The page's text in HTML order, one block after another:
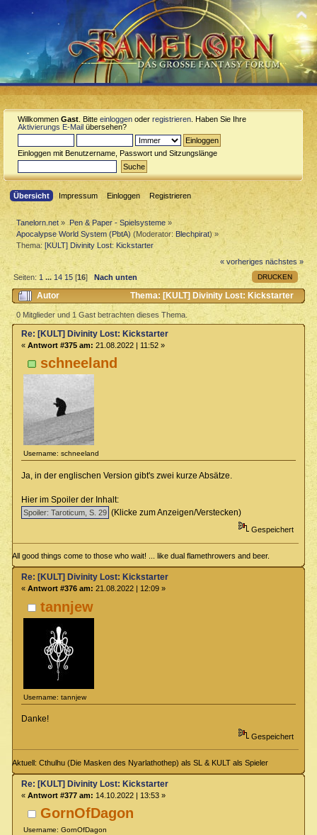
Willkommen Gast . Bitte einloggen oder registrieren . Haben Sie Ihre
Aktivierungs E-Mail übersehen?
Einloggen mit Benutzername, Passwort und Sitzungslänge
Übersicht Impressum Einloggen Registrieren
Tanelorn.net » Pen & Paper - Spielsysteme»
Apocalypse World System (PbtA) (Moderator:Blechpirat) »
Thema:[KULT] Divinity Lost: Kickstarter
« vorheriges nächstes »
DRUCKEN
Seiten:1 ...14 15 [16] Nach unten
Autor
Thema: [KULT] Divinity Lost: Kickstarter
(Gelesen 105055 mal)
0 Mitglieder und 1 Gast betrachten dieses Thema.
schneeland
Username: schneeland
Re: [KULT] Divinity Lost: Kickstarter
« Antwort #375 am: 21.08.2022 | 11:52 »
Ja, in der englischen Version gibt's zwei kurze Absätze.
Hier im Spoiler der Inhalt:
(Klicke zum Anzeigen/Verstecken)
Gespeichert
All good things come to those who wait! ... like dual flamethrowers and beer.
tannjew
Username: tannjew
Re: [KULT] Divinity Lost: Kickstarter
« Antwort #376 am: 21.08.2022 | 12:09 »
Danke!
Gespeichert
Aktuell: Cthulhu (Die Masken des Nyarlathothep) als SL & KULT als Spieler
GornOfDagon
Username: GornOfDagon
Re: [KULT] Divinity Lost: Kickstarter
« Antwort #377 am: 14.10.2022 | 13:53 »